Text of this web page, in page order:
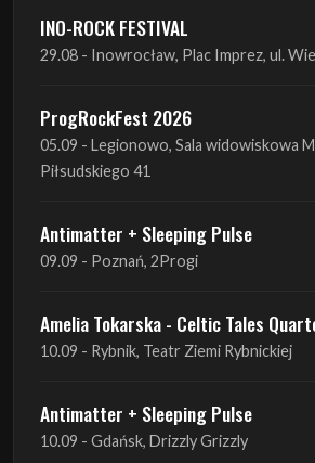
ProgRockFest 2026
Antimatter + Sleeping Pulse
09.09 - Poznań, 2Progi
Amelia Tokarska - Celtic Tales Quartet
10.09 - Rybnik, Teatr Ziemi Rybnickiej
Antimatter + Sleeping Pulse
Antimatter + Sleeping Pulse
11.09 - Warszawa, VooDoo Club